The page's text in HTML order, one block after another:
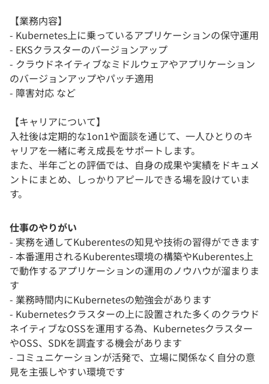
【業務内容】
- Kubernetes上に乗っているアプリケーションの保守運用
- EKSクラスターのバージョンアップ
- クラウドネイティブなミドルウェアやアプリケーション
のバージョンアップやパッチ適用
- 障害対応 など
【キャリアについて】
入社後は定期的な1on1や面談を通じて、一人ひとりのキ
ャリアを一緒に考え成長をサポートします。
また、半年ごとの評価では、自身の成果や実績をドキュメ
ントにまとめ、しっかりアピールできる場を設けていま
す。
仕事のやりがい
- 実務を通してKuberentesの知見や技術の習得ができます
- 本番運用されるKuberentes環境の構築やKuberentes上
で動作するアプリケーションの運用のノウハウが溜まりま
す
- 業務時間内にKubernetesの勉強会があります
- Kubernetesクラスターの上に設置された多くのクラウド
ネイティブなOSSを運用する為、Kubernetesクラスター
やOSS、SDKを調査する機会があります
- コミュニケーションが活発で、立場に関係なく自分の意
見を主張しやすい環境です